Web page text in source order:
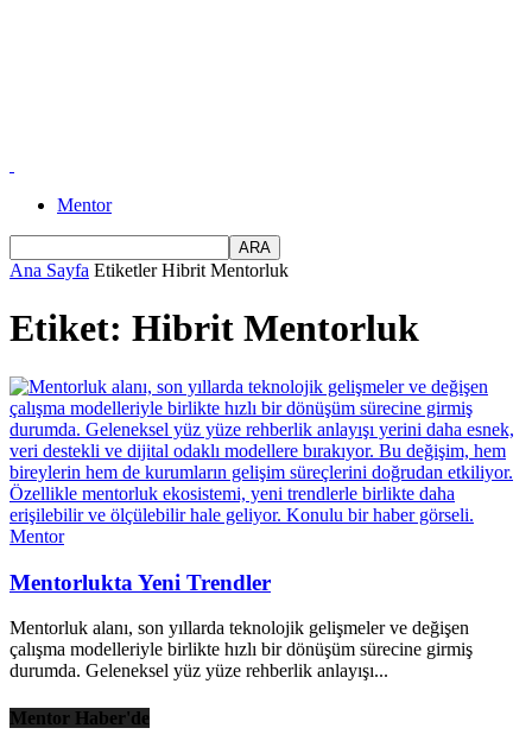
Mentor
Ana Sayfa Etiketler Hibrit Mentorluk
Etiket: Hibrit Mentorluk
Mentor
Mentorlukta Yeni Trendler
Mentorluk alanı, son yıllarda teknolojik gelişmeler ve değişen
çalışma modelleriyle birlikte hızlı bir dönüşüm sürecine girmiş
durumda. Geleneksel yüz yüze rehberlik anlayışı...
Mentor Haber'de